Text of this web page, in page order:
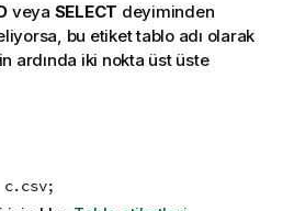
veya SELECT deyiminden
bu etiket tablo adı olarak
ardında iki nokta üst üste
c.csv;